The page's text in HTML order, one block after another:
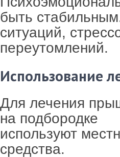
быть
ситуаций,
переутомлений.
Использование
Для лечения
на подбородке
используют
средства.